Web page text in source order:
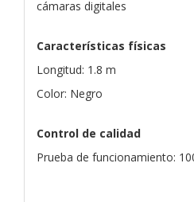
cámaras digitales
Características físicas
Longitud: 1.8 m
Color: Negro
Control de calidad
Prueba de funcionamiento: